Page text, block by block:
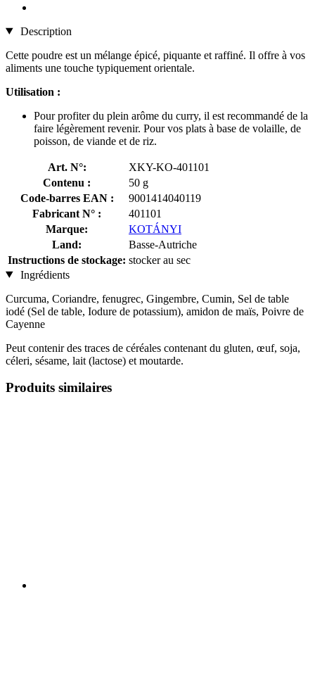
Description
Cette poudre est un mélange épicé, piquante et raffiné. Il offre à vos
aliments une touche typiquement orientale.
Utilisation :
Pour profiter du plein arôme du curry, il est recommandé de la
faire légèrement revenir. Pour vos plats à base de volaille, de
poisson, de viande et de riz.
Art. N°:
XKY-KO-401101
Contenu :
50 g
Code-barres EAN :
9001414040119
Fabricant N° :
401101
Marque:
KOTÁNYI
Land:
Basse-Autriche
Instructions de stockage: stocker au sec
Ingrédients
Curcuma, Coriandre, fenugrec, Gingembre, Cumin, Sel de table
iodé (Sel de table, Iodure de potassium), amidon de maïs, Poivre de
Cayenne
Peut contenir des traces de céréales contenant du gluten, œuf, soja,
céleri, sésame, lait (lactose) et moutarde.
Produits similaires